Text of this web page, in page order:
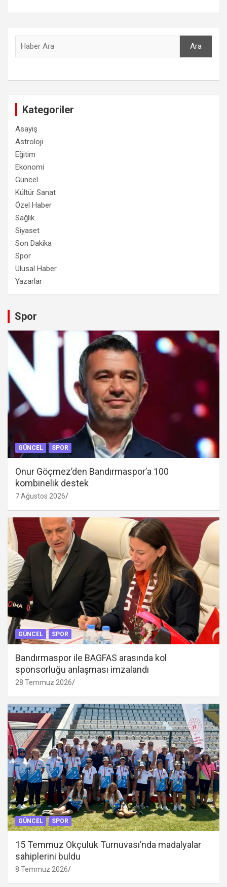
Ara
Kategoriler
Asayiş
Astroloji
Eğitim
Ekonomi
Güncel
Kültür Sanat
Özel Haber
Sağlık
Siyaset
Son Dakika
Spor
Ulusal Haber
Yazarlar
Spor
GÜNCEL SPOR
Onur Göçmez’den Bandırmaspor’a 100
kombinelik destek
7 Ağustos 2026
GÜNCEL SPOR
Bandırmaspor ile BAGFAS arasında kol
sponsorluğu anlaşması imzalandı
28 Temmuz 2026
GÜNCEL SPOR
15 Temmuz Okçuluk Turnuvası’nda madalyalar
sahiplerini buldu
8 Temmuz 2026